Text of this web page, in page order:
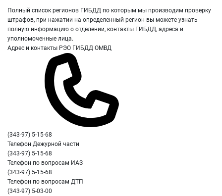
Полный список регионов ГИБДД по которым мы производим проверку
штрафов, при нажатии на определенный регион вы можете узнать
полную информацию о отделении, контакты ГИБДД, адреса и
уполномоченные лица.
Адрес и контакты РЭО ГИБДД ОМВД
(343-97) 5-15-68
Телефон Дежурной части
(343-97) 5-15-68
Телефон по вопросам ИАЗ
(343-97) 5-15-68
Телефон по вопросам ДТП
(343-97) 5-03-00